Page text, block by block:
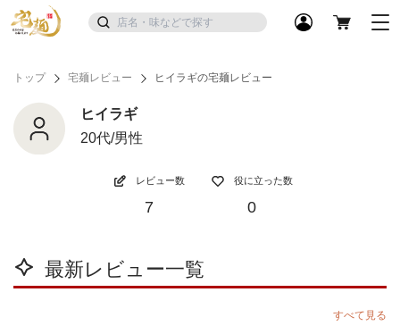
トップ 宅麺レビュー ヒイラギの宅麺レビュー
ヒイラギ
20代/男性
レビュー数
7
役に立った数
0
最新レビュー一覧
すべて見る